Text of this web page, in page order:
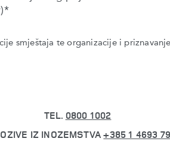
smještaja te organizacije i
TEL. 0800 1002
IZ INOZEMSTVA+385 1 4693